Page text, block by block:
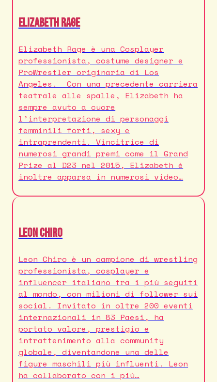
Elizabeth Rage
Elizabeth Rage è una Cosplayer
professionista, costume designer e
ProWrestler originaria di Los
Angeles. Con una precedente carriera
teatrale alle spalle, Elizabeth ha
sempre avuto a cuore
l’interpretazione di personaggi
femminili forti, sexy e
intraprendenti. Vincitrice di
numerosi grandi premi come il Grand
Prize al D23 nel 2015, Elizabeth è
inoltre apparsa in numerosi video…
Leon Chiro
Leon Chiro è un campione di wrestling
professionista, cosplayer e
influencer italiano tra i più seguiti
al mondo, con milioni di follower sui
social. Invitato in oltre 200 eventi
internazionali in 83 Paesi, ha
portato valore, prestigio e
intrattenimento alla community
globale, diventandone una delle
figure maschili più influenti. Leon
ha collaborato con i più…